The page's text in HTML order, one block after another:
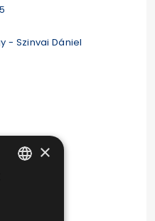
- Szinvai Dániel
×